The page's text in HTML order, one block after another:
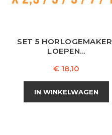
SET 5
LOEPEN...
Prijs
€ 18,10
IN WINKELWAGEN